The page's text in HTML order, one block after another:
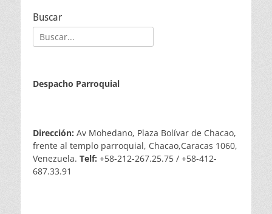
Buscar
Buscar:
Despacho Parroquial
Dirección: Av Mohedano, Plaza Bolívar de Chacao,
frente al templo parroquial, Chacao,Caracas 1060,
Venezuela. Telf: +58-212-267.25.75 / +58-412-
687.33.91